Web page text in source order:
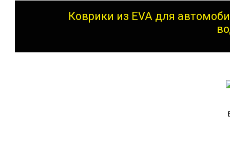
Коврики из EVA для